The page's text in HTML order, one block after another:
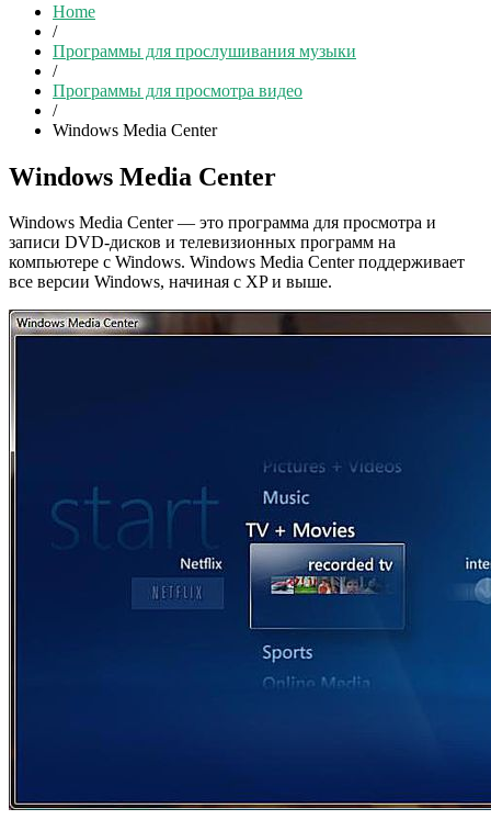
Home
/
Программы для прослушивания музыки
/
Программы для просмотра видео
/
Windows Media Center
Windows Media Center
Windows Media Center — это программа для просмотра и
записи DVD-дисков и телевизионных программ на
компьютере с Windows. Windows Media Center поддерживает
все версии Windows, начиная с XP и выше.